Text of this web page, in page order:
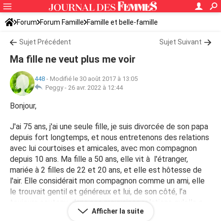
Forum Forum Famille Famille et belle-famille
Sujet Précédent Sujet Suivant
Ma fille ne veut plus me voir
448 - Modifié le 30 août 2017 à 13:05
Peggy - 26 avr. 2022 à 12:44
Bonjour,
J'ai 75 ans, j'ai une seule fille, je suis divorcée de son papa
depuis fort longtemps, et nous entretenons des relations
avec lui courtoises et amicales, avec mon compagnon
depuis 10 ans. Ma fille a 50 ans, elle vit à l'étranger,
mariée à 2 filles de 22 et 20 ans, et elle est hôtesse de
l'air. Elle considérait mon compagnon comme un ami, elle
le trouvait gentil et généreux et lui, de son côté, l’a
toujours soutenu, dans ses mauvaises relations qu'elle a
eues avec sa belle mère.Afficher la suite